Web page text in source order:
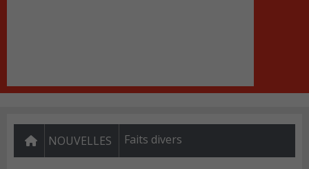
NOUVELLES Faits divers